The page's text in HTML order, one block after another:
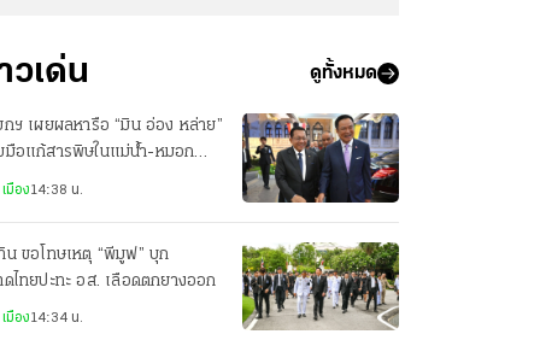
วเด่น ดูทั้งหมด
กฯ เผยผลหารือ “มิน อ่อง หล่าย”
มือแก้สารพิษในแม่น้ำ-หมอก
-ยาเสพติด
มือง14:38 น.
น ขอโทษเหตุ “พีมูฟ” บุก
ดไทยปะทะ อส. เลือดตกยางออก
มือง14:34 น.